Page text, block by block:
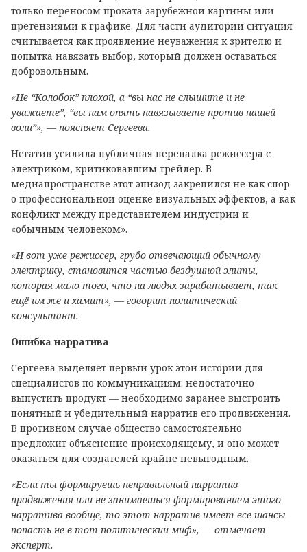
только переносом проката зарубежной картины или
претензиями к графике. Для части аудитории ситуация
считывается как проявление неуважения к зрителю и
попытка навязать выбор, который должен оставаться
добровольным.
«Не “Колобок” плохой, а “вы нас не слышите и не
уважаете”, “вы нам опять навязываете против нашей
воли”», — поясняет Сергеева.
Негатив усилила публичная перепалка режиссера с
электриком, критиковавшим трейлер. В
медиапространстве этот эпизод закрепился не как спор
о профессиональной оценке визуальных эффектов, а как
конфликт между представителем индустрии и
«обычным человеком».
«И вот уже режиссер, грубо отвечающий обычному
электрику, становится частью бездушной элиты,
которая мало того, что на людях зарабатывает, так
ещё им же и хамит», — говорит политический
консультант.
Ошибка нарратива
Сергеева выделяет первый урок этой истории для
специалистов по коммуникациям: недостаточно
выпустить продукт — необходимо заранее выстроить
понятный и убедительный нарратив его продвижения.
В противном случае общество самостоятельно
предложит объяснение происходящему, и оно может
оказаться для создателей крайне невыгодным.
«Если ты формируешь неправильный нарратив
продвижения или не занимаешься формированием этого
нарратива вообще, то этот нарратив имеет все шансы
попасть не в тот политический миф», — отмечает
эксперт.